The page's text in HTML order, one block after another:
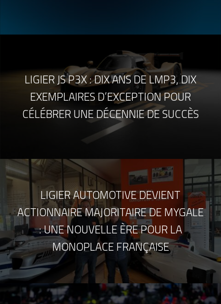
LIGIER JS P3X : DIX ANS DE LMP3, DIX
EXEMPLAIRES D’EXCEPTION POUR
CÉLÉBRER UNE DÉCENNIE DE SUCCÈS
LIGIER AUTOMOTIVE DEVIENT
ACTIONNAIRE MAJORITAIRE DE MYGALE
: UNE NOUVELLE ÈRE POUR LA
MONOPLACE FRANÇAISE